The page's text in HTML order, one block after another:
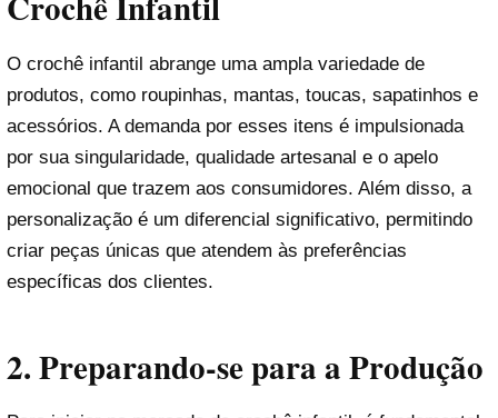
O crochê infantil abrange uma ampla variedade de
produtos, como roupinhas, mantas, toucas, sapatinhos e
acessórios. A demanda por esses itens é impulsionada
por sua singularidade, qualidade artesanal e o apelo
emocional que trazem aos consumidores. Além disso, a
personalização é um diferencial significativo, permitindo
criar peças únicas que atendem às preferências
específicas dos clientes.
2.Preparando-se para a Produção